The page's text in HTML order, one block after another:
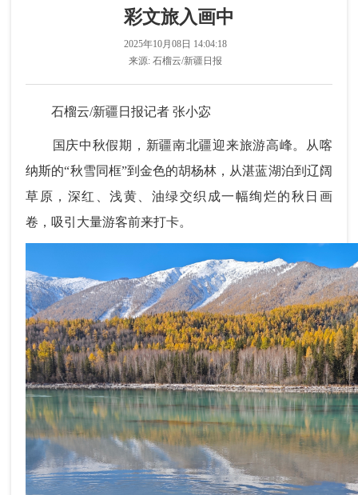
彩文旅入画中
2025年10月08日 14:04:18
来源:石榴云/新疆日报
石榴云/新疆日报记者 张小宓
国庆中秋假期，新疆南北疆迎来旅游高峰。从喀
纳斯的“秋雪同框”到金色的胡杨林，从湛蓝湖泊到辽阔
草原，深红、浅黄、油绿交织成一幅绚烂的秋日画
卷，吸引大量游客前来打卡。